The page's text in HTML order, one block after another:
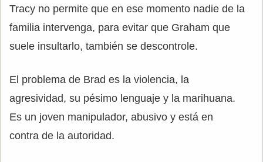
Tracy no permite que en ese momento nadie de la
familia intervenga, para evitar que Graham que
suele insultarlo, también se descontrole.
El problema de Brad es la violencia, la
agresividad, su pésimo lenguaje y la marihuana.
Es un joven manipulador, abusivo y está en
contra de la autoridad.